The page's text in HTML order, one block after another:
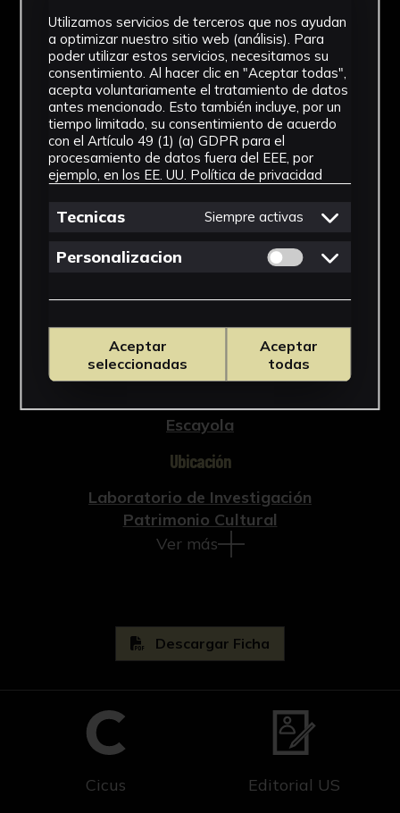
NºCatálogo
CAUS-0607
Tipología
Arqueología
Materiales
Escayola
Ubicación
Laboratorio de Investigación
Patrimonio Cultural
Ver más
Descargar Ficha
Cicus Editorial US
Utilizamos servicios de terceros que nos ayudan
a optimizar nuestro sitio web (análisis). Para
poder utilizar estos servicios, necesitamos su
consentimiento. Al hacer clic en "Aceptar todas",
acepta voluntariamente el tratamiento de datos
antes mencionado. Esto también incluye, por un
tiempo limitado, su consentimiento de acuerdo
con el Artículo 49 (1) (a) GDPR para el
procesamiento de datos fuera del EEE, por
ejemplo, en los EE. UU. Política de privacidad
Tecnicas Siempre activas
Personalizacion Permitir cookies
Aceptar
seleccionadas
Aceptar
todas